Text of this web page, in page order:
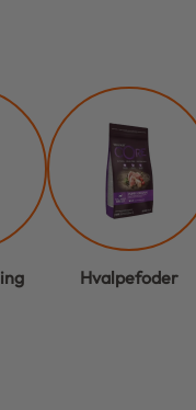
Hvalpefoder